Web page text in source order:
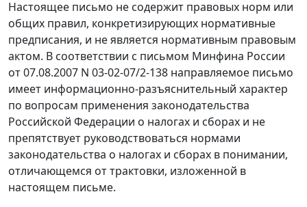
Настоящее письмо не содержит правовых норм или
общих правил, конкретизирующих нормативные
предписания, и не является нормативным правовым
актом. В соответствии с письмом Минфина России
от 07.08.2007 N 03-02-07/2-138 направляемое письмо
имеет информационно-разъяснительный характер
по вопросам применения законодательства
Российской Федерации о налогах и сборах и не
препятствует руководствоваться нормами
законодательства о налогах и сборах в понимании,
отличающемся от трактовки, изложенной в
настоящем письме.